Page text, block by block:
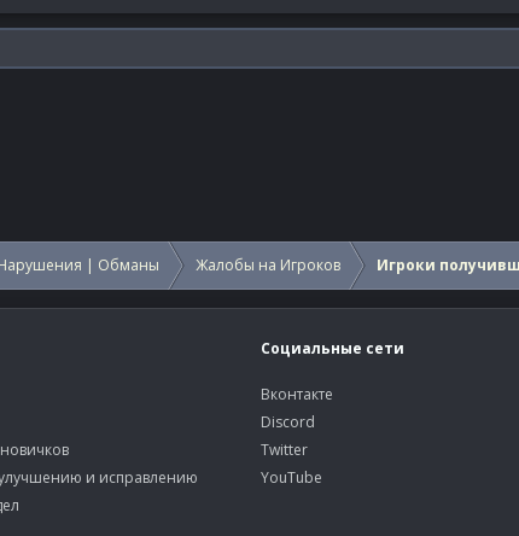
| Обманы Жалобы на Игроков Игроки
и исправлению
Социальные сети
Вконтакте
Discord
Twitter
YouTube